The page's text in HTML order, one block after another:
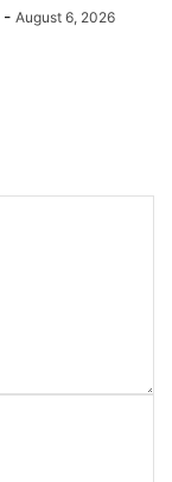
- August 6, 2026